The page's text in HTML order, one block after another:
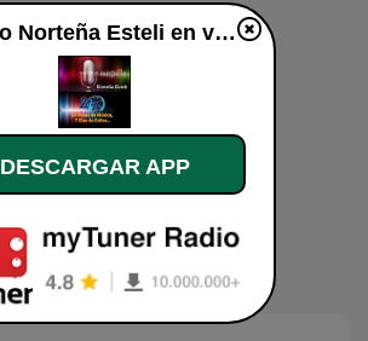
Radio Norteña Esteli en vivo
DESCARGAR APP